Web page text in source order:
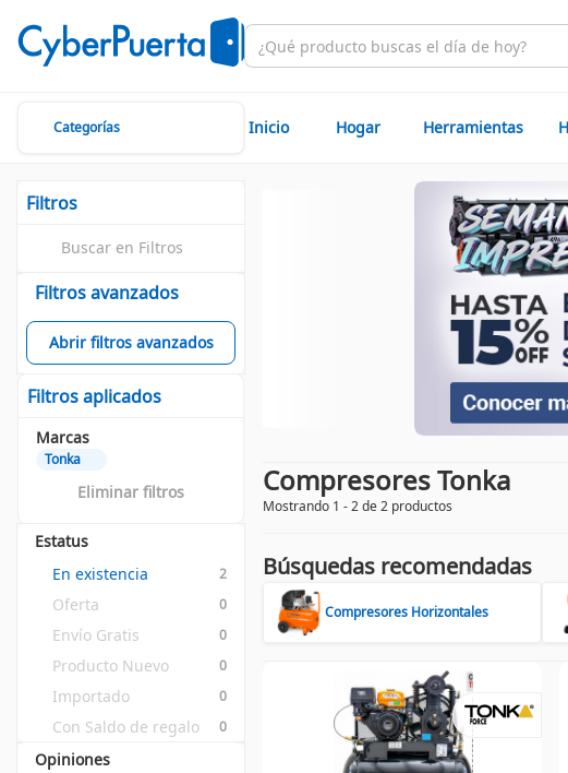
Categorías Inicio Hogar Herramientas
Filtros
Filtros avanzados
Abrir filtros avanzados
Filtros aplicados
Marcas
Tonka
Eliminar filtros
Estatus
En existencia
2
Oferta 0
Envío Gratis 0
Producto Nuevo 0
Importado 0
Con Saldo de regalo 0
Opiniones
Compresores Tonka
Mostrando 1 - 2 de 2 productos
Búsquedas recomendadas
Compresores Horizontales